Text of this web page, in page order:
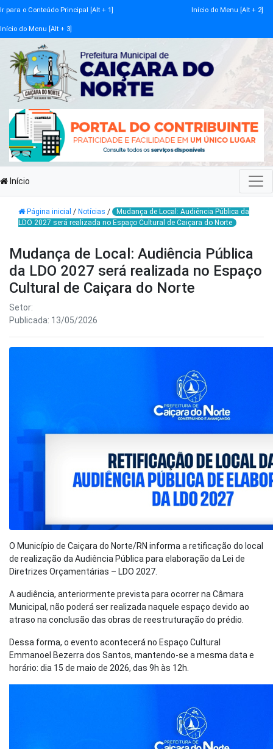
Ir para o Conteúdo Principal [Alt + 1] Início do Menu [Alt + 2]
Início do Menu [Alt + 3]
Início
Página inicial / Notícias /
Mudança de Local: Audiência Pública da
LDO 2027 será realizada no Espaço Cultural de Caiçara do Norte
Mudança de Local: Audiência Pública
da LDO 2027 será realizada no Espaço
Cultural de Caiçara do Norte
Setor:
Publicada: 13/05/2026
O Município de Caiçara do Norte/RN informa a retificação do local
de realização da Audiência Pública para elaboração da Lei de
Diretrizes Orçamentárias – LDO 2027.
A audiência, anteriormente prevista para ocorrer na Câmara
Municipal, não poderá ser realizada naquele espaço devido ao
atraso na conclusão das obras de reestruturação do prédio.
Dessa forma, o evento acontecerá no Espaço Cultural
Emmanoel Bezerra dos Santos, mantendo-se a mesma data e
horário: dia 15 de maio de 2026, das 9h às 12h.